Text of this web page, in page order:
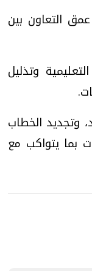
التعاون بين
وتذليل
وتجديد الخطاب
بما يتواكب مع